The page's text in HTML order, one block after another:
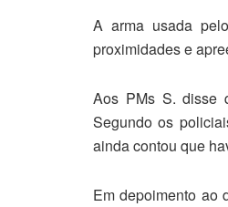
A arma usada
proximidades e
Aos PMs S. disse
Segundo os
ainda contou que
Em depoimento ao